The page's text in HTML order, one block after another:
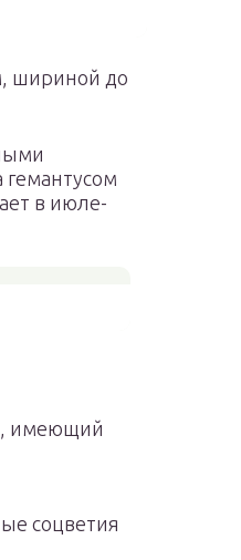
шириной до
гемантусом
в июле-
имеющий
соцветия